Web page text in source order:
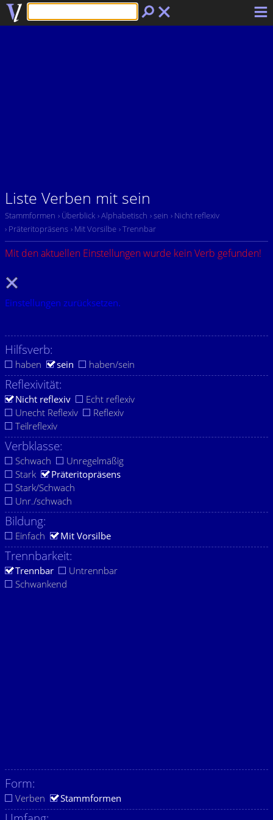
Liste Verben mit sein
Stammformen › Überblick › Alphabetisch › sein › Nicht reflexiv
› Präteritopräsens › Mit Vorsilbe › Trennbar
Mit den aktuellen Einstellungen wurde kein Verb gefunden!
Einstellungen zurücksetzen.
Hilfsverb:
haben sein haben/sein
Reflexivität:
Nicht reflexiv
Echt reflexiv
Unecht Reflexiv
Reflexiv
Teilreflexiv
Verbklasse:
Schwach
Unregelmäßig
Stark
Präteritopräsens
Stark/Schwach
Unr./schwach
Bildung:
Einfach Mit Vorsilbe
Trennbarkeit:
Trennbar
Untrennbar
Schwankend
Form:
Verben Stammformen